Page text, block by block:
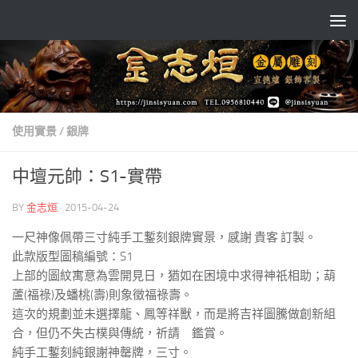
使用實景/銀牌
中壇元帥：S1-實帶
BY 金志烜 · 2015-04-24
一尺神像佩帶三寸純手工鏨刻銀牌實景，感謝 貴客 訂製。
此款版型圖稿編號：S1
上部的圖紋寓意為雲開見日，猶如在困境中求得神祇相助；葫
蘆(福祿)及蟠桃(壽)則象徵福祿壽。
這次的規劃並未選擇龍、鳳等祥獸，而是將吉祥圖騰做創新組
合，但仍不失古樸與傳統，祈請 鑑賞。
純手工鏨刻純銀謝神罄牌，三寸。